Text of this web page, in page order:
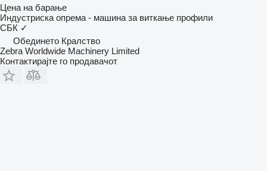
Цена на барање
Индустриска опрема - машина за виткање профили
СБК ✓
Обединето Кралство
Zebra Worldwide Machinery Limited
Контактирајте го продавачот